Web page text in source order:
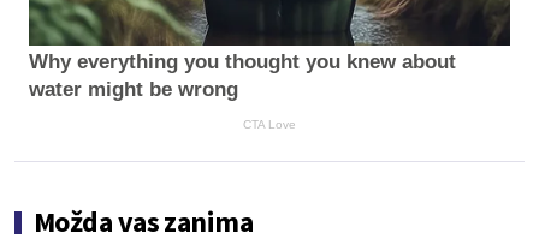
Why everything you thought you knew about
water might be wrong
CTA Love
Možda vas zanima